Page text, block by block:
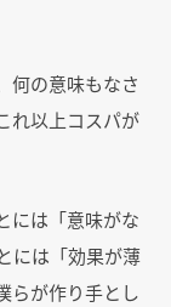
何の意味もなさ
れ以上コスパが
には「意味がな
には「効果が薄
らが作り手とし